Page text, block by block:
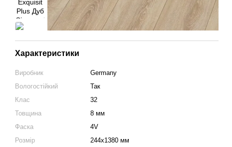
Характеристики
Виробник
Germany
Вологостійкий
Так
Клас
32
Товщина
8 мм
Фаска
4V
Розмір
244x1380 мм